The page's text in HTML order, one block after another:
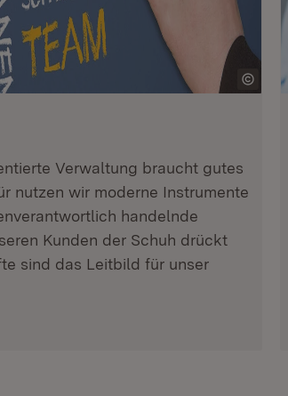
Verwaltung braucht gutes
nutzen wir moderne Instrumente
handelnde
Kunden der Schuh drückt
sind das Leitbild für unser